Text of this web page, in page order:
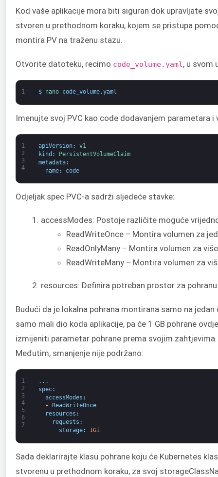
Kod vaše aplikacije mora biti siguran dok upravljate
stvoren u prethodnom koraku, kojem se pristupa
montira PV na traženu stazu.
Otvorite datoteku, recimo code_volume.yaml , u svom
1 $ nano code_volume.yaml
Imenujte svoj PVC kao code dodavanjem parametara
1
2
3
4
apiVersion:
v1
kind :
PersistentVolumeClaim
metadata:
name: code
Odjeljak spec PVC-a sadrži sljedeće stavke:
accessModes: Postoje različite moguće
ReadWriteOnce – Montira volumen za
ReadOnlyMany – Montira volumen za
ReadWriteMany – Montira volumen za
resources: Definira potreban prostor za
Budući da je lokalna pohrana montirana samo na
samo mali dio koda aplikacije, pa će 1 GB pohrane
izmijeniti parametar pohrane prema svojim
Međutim, smanjenje nije podržano:
1
2
3
4
5
6
7
. . .
spec:
accessModes :
-
ReadWriteOnce
resources :
requests :
storage: 1Gi
Sada deklarirajte klasu pohrane koju će Kubernetes
stvorenu u prethodnom koraku, za svoj